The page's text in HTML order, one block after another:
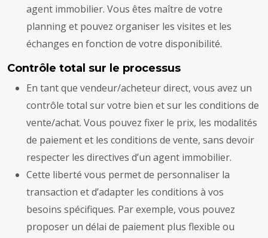
agent immobilier. Vous êtes maître de votre
planning et pouvez organiser les visites et les
échanges en fonction de votre disponibilité.
Contrôle total sur le processus
En tant que vendeur/acheteur direct, vous avez un
contrôle total sur votre bien et sur les conditions de
vente/achat. Vous pouvez fixer le prix, les modalités
de paiement et les conditions de vente, sans devoir
respecter les directives d’un agent immobilier.
Cette liberté vous permet de personnaliser la
transaction et d’adapter les conditions à vos
besoins spécifiques. Par exemple, vous pouvez
proposer un délai de paiement plus flexible ou